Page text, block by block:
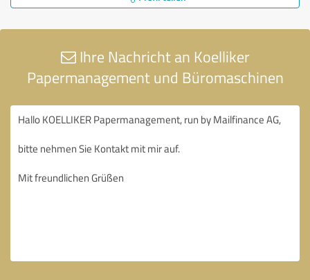
Ihre Nachricht an Koelliker
Papermanagement und Büromaschinen